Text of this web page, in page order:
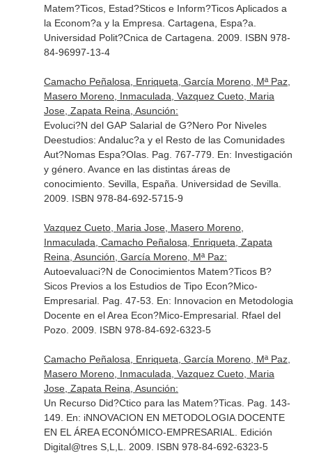
Matem?Ticos, Estad?Sticos e Inform?Ticos Aplicados a
la Econom?a y la Empresa . Cartagena, Espa?a.
Universidad Polit?Cnica de Cartagena. 2009. ISBN 978-
84-96997-13-4
Camacho Peñalosa, Enriqueta, García Moreno, Mª Paz,
Masero Moreno, Inmaculada, Vazquez Cueto, Maria
Jose, Zapata Reina, Asunción:
Evoluci?N del GAP Salarial de G?Nero Por Niveles
Deestudios: Andaluc?a y el Resto de las Comunidades
Aut?Nomas Espa?Olas. Pag. 767-779. En: Investigación
y género. Avance en las distintas áreas de
conocimiento. Sevilla, España. Universidad de Sevilla.
2009. ISBN 978-84-692-5715-9
Vazquez Cueto, Maria Jose, Masero Moreno,
Inmaculada, Camacho Peñalosa, Enriqueta, Zapata
Reina, Asunción, García Moreno, Mª Paz:
Autoevaluaci?N de Conocimientos Matem?Ticos B?
Sicos Previos a los Estudios de Tipo Econ?Mico-
Empresarial. Pag. 47-53. En: Innovacion en Metodologia
Docente en el Area Econ?Mico-Empresarial. Rfael del
Pozo. 2009. ISBN 978-84-692-6323-5
Camacho Peñalosa, Enriqueta, García Moreno, Mª Paz,
Masero Moreno, Inmaculada, Vazquez Cueto, Maria
Jose, Zapata Reina, Asunción:
Un Recurso Did?Ctico para las Matem?Ticas. Pag. 143-
149. En: iNNOVACION EN METODOLOGIA DOCENTE
EN EL ÁREA ECONÓMICO-EMPRESARIAL
. Edición
Digital@tres S,L,L. 2009. ISBN 978-84-692-6323-5